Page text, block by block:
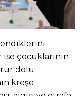
çocuklarının
dolu
kreşe